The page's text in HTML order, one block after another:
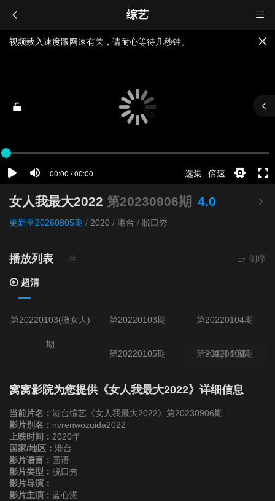
综艺
视频载入速度跟网速有关，请耐心等待几秒钟。
如果无法播放请重新刷新页面，或者切换线路。
女人我最大2022 第20230906期 4.0
更新至20260805期 / 2020 / 港台 / 脱口秀
播放列表
需安装任何插件 倒序
超清
第20220103(微女人)
期
第20220103期 第20220104期
第20220105期 第20220106期
第20220107期 第20220110(微女人)
期
第20220110期
第20220112期
第20220117期
展开全部
窝窝影院为您提供《女人我最大2022》详细信息
当前片名： 港台综艺《女人我最大2022》第20230906期
影片别名： nvrenwozuida2022
上映时间： 2020年
国家/地区： 港台
影片语言： 国语
影片类型： 脱口秀
影片导演：
影片主演： 蓝心湄